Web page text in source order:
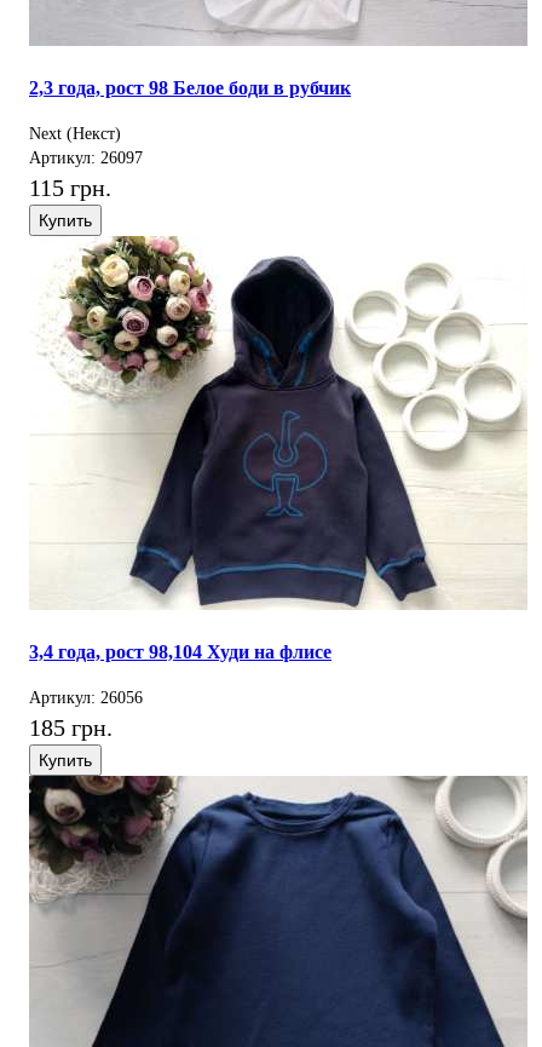
2,3 года, рост 98 Белое боди в рубчик
Next (Некст)
Артикул: 26097
115 грн.
Купить
3,4 года, рост 98,104 Худи на флисе
Артикул: 26056
185 грн.
Купить